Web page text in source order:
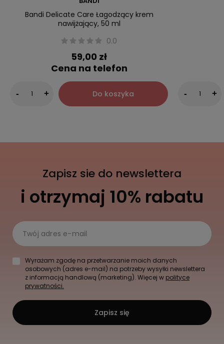
Bandi Delicate Care Łagodzący krem
nawijżający, 50 ml
0.0
59,00 zł
Cena na telefon
- + Do koszyka - +
Zapisz sie do newslettera
i otrzymaj 10% rabatu
Twój adres e-mail
Wyrażam zgodę na przetwarzanie moich danych
osobowych (adres e-mail) na potrzeby wysyłki newslettera
z informacją handlową (marketing). Więcej w polityce
prywatności.
Zapisz się